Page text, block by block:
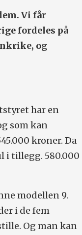
Vi får
fordeles på
og
har en
som kan
kroner. Da
i tillegg. 580.000
modellen 9.
i de fem
Og man kan